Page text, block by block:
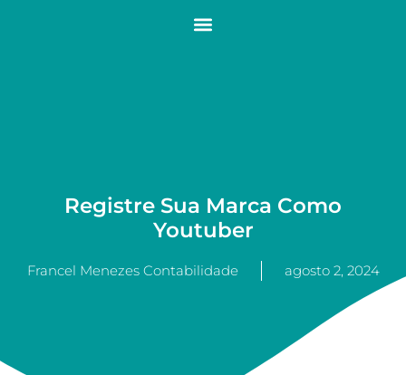
Registre Sua Marca Como
Youtuber
Francel Menezes Contabilidade agosto 2, 2024